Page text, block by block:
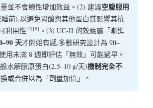
並不會線性增加效益。(2) 建議空腹服用
前),以避免胃酸與其他蛋白質影響其抗
利用性[2][9] 。(3) UC-II 的效應屬「漸進
天才開始有感,多數研究設計為 90–
用未滿 8 週即評估「無效」可能過早。
水解膠原蛋白(2.5–10 g/天)機制完全不
或合併以為「劑量加倍」。